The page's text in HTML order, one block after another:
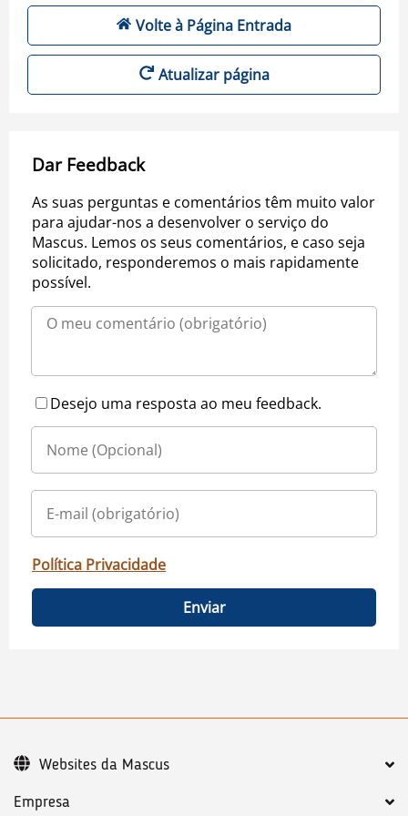
Volte à Página Entrada
Atualizar página
Dar Feedback
As suas perguntas e comentários têm muito valor
para ajudar-nos a desenvolver o serviço do
Mascus. Lemos os seus comentários, e caso seja
solicitado, responderemos o mais rapidamente
possível.
Desejo uma resposta ao meu feedback.
Política Privacidade
Enviar
Empresa
Websites da Mascus